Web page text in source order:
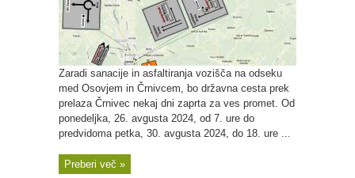
Zaradi sanacije in asfaltiranja vozišča na odseku
med Osovjem in Črnivcem, bo državna cesta prek
prelaza Črnivec nekaj dni zaprta za ves promet. Od
ponedeljka, 26. avgusta 2024, od 7. ure do
predvidoma petka, 30. avgusta 2024, do 18. ure ...
Preberi več »